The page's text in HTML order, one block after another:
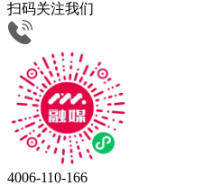
扫码关注我们
4006-110-166